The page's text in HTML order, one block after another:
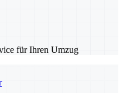
für Ihren Umzug